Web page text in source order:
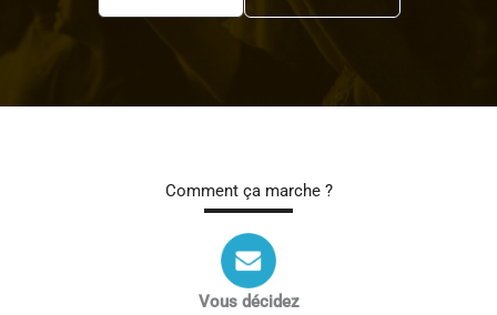
Comment ça marche ?
Vous décidez